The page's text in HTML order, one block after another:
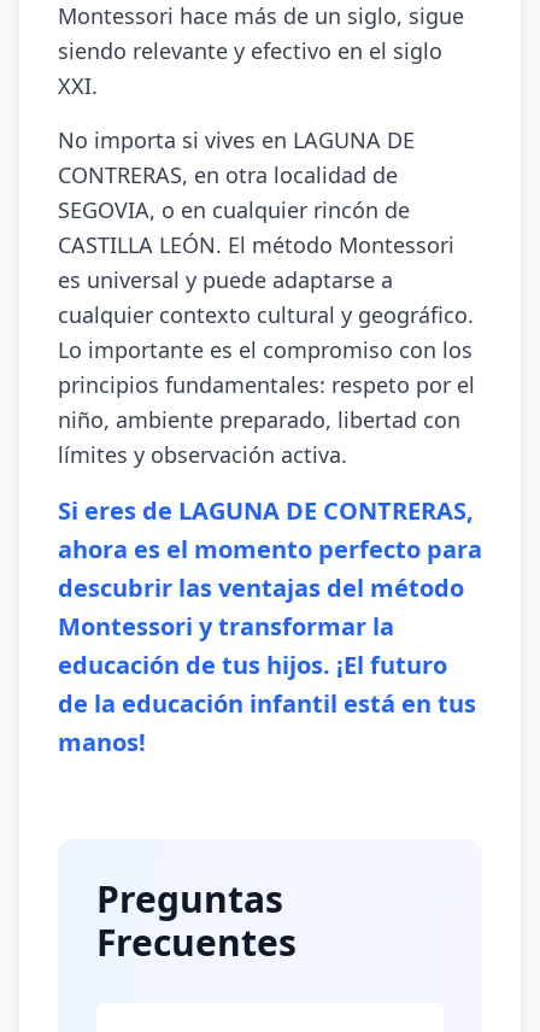
Montessori hace más de un siglo, sigue
siendo relevante y efectivo en el siglo
XXI.
No importa si vives en LAGUNA DE
CONTRERAS, en otra localidad de
SEGOVIA, o en cualquier rincón de
CASTILLA LEÓN. El método Montessori
es universal y puede adaptarse a
cualquier contexto cultural y geográfico.
Lo importante es el compromiso con los
principios fundamentales: respeto por el
niño, ambiente preparado, libertad con
límites y observación activa.
Si eres de LAGUNA DE CONTRERAS,
ahora es el momento perfecto para
descubrir las ventajas del método
Montessori y transformar la
educación de tus hijos. ¡El futuro
de la educación infantil está en tus
manos!
Preguntas
Frecuentes